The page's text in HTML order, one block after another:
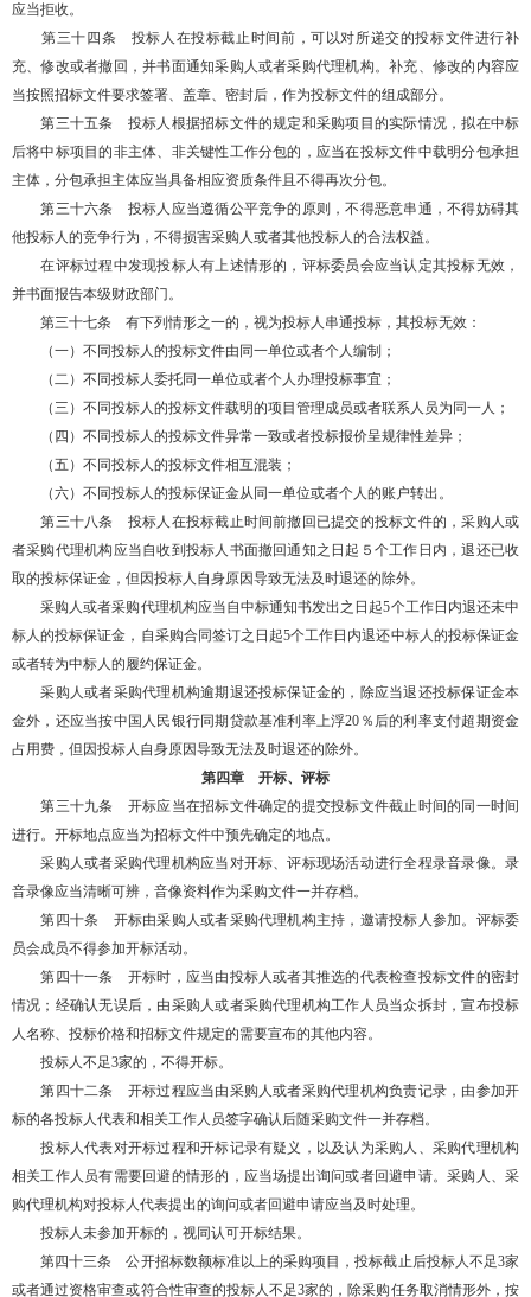
应当拒收。
第三十四条 投标人在投标截止时间前，可以对所递交的投标文件进行补
充、修改或者撤回，并书面通知采购人或者采购代理机构。补充、修改的内容应
当按照招标文件要求签署、盖章、密封后，作为投标文件的组成部分。
第三十五条 投标人根据招标文件的规定和采购项目的实际情况，拟在中标
后将中标项目的非主体、非关键性工作分包的，应当在投标文件中载明分包承担
主体，分包承担主体应当具备相应资质条件且不得再次分包。
第三十六条 投标人应当遵循公平竞争的原则，不得恶意串通，不得妨碍其
他投标人的竞争行为，不得损害采购人或者其他投标人的合法权益。
在评标过程中发现投标人有上述情形的，评标委员会应当认定其投标无效，
并书面报告本级财政部门。
第三十七条 有下列情形之一的，视为投标人串通投标，其投标无效：
（一）不同投标人的投标文件由同一单位或者个人编制；
（二）不同投标人委托同一单位或者个人办理投标事宜；
（三）不同投标人的投标文件载明的项目管理成员或者联系人员为同一人；
（四）不同投标人的投标文件异常一致或者投标报价呈规律性差异；
（五）不同投标人的投标文件相互混装；
（六）不同投标人的投标保证金从同一单位或者个人的账户转出。
第三十八条 投标人在投标截止时间前撤回已提交的投标文件的，采购人或
者采购代理机构应当自收到投标人书面撤回通知之日起５个工作日内，退还已收
取的投标保证金，但因投标人自身原因导致无法及时退还的除外。
采购人或者采购代理机构应当自中标通知书发出之日起5个工作日内退还未中
标人的投标保证金，自采购合同签订之日起5个工作日内退还中标人的投标保证金
或者转为中标人的履约保证金。
采购人或者采购代理机构逾期退还投标保证金的，除应当退还投标保证金本
金外，还应当按中国人民银行同期贷款基准利率上浮20％后的利率支付超期资金
占用费，但因投标人自身原因导致无法及时退还的除外。
第四章 开标、评标
第三十九条 开标应当在招标文件确定的提交投标文件截止时间的同一时间
进行。开标地点应当为招标文件中预先确定的地点。
采购人或者采购代理机构应当对开标、评标现场活动进行全程录音录像。录
音录像应当清晰可辨，音像资料作为采购文件一并存档。
第四十条 开标由采购人或者采购代理机构主持，邀请投标人参加。评标委
员会成员不得参加开标活动。
第四十一条 开标时，应当由投标人或者其推选的代表检查投标文件的密封
情况；经确认无误后，由采购人或者采购代理机构工作人员当众拆封，宣布投标
人名称、投标价格和招标文件规定的需要宣布的其他内容。
投标人不足3家的，不得开标。
第四十二条 开标过程应当由采购人或者采购代理机构负责记录，由参加开
标的各投标人代表和相关工作人员签字确认后随采购文件一并存档。
投标人代表对开标过程和开标记录有疑义，以及认为采购人、采购代理机构
相关工作人员有需要回避的情形的，应当场提出询问或者回避申请。采购人、采
购代理机构对投标人代表提出的询问或者回避申请应当及时处理。
投标人未参加开标的，视同认可开标结果。
第四十三条 公开招标数额标准以上的采购项目，投标截止后投标人不足3家
或者通过资格审查或符合性审查的投标人不足3家的，除采购任务取消情形外，按